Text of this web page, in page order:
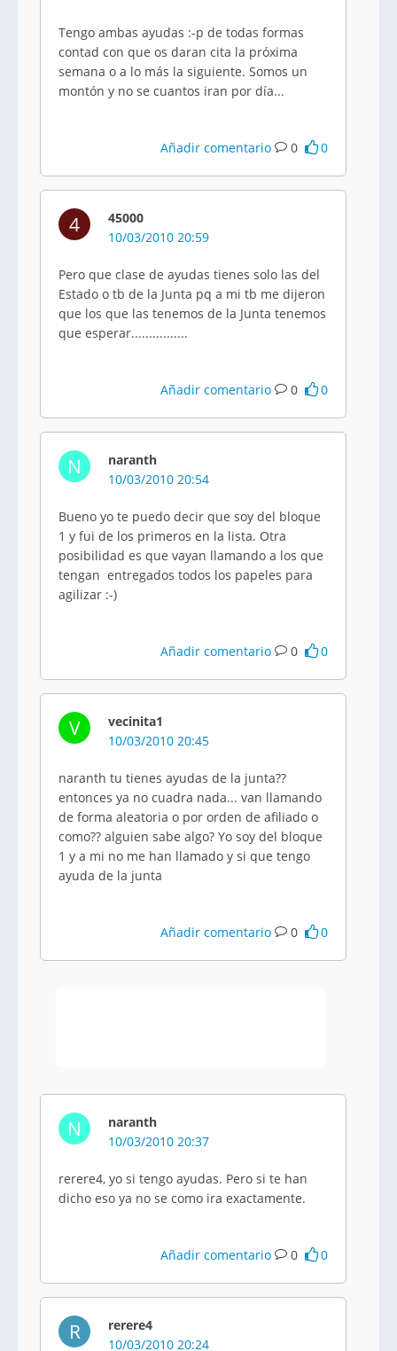
Tengo ambas ayudas :-p de todas formas
contad con que os daran cita la próxima
semana o a lo más la siguiente. Somos un
montón y no se cuantos iran por día...
Añadir comentario 0 0
4
45000
10/03/2010 20:59
Pero que clase de ayudas tienes solo las del
Estado o tb de la Junta pq a mi tb me dijeron
que los que las tenemos de la Junta tenemos
que esperar................
Añadir comentario 0 0
N
naranth
10/03/2010 20:54
Bueno yo te puedo decir que soy del bloque
1 y fui de los primeros en la lista. Otra
posibilidad es que vayan llamando a los que
tengan entregados todos los papeles para
agilizar :-)
Añadir comentario 0 0
V
vecinita1
10/03/2010 20:45
naranth tu tienes ayudas de la junta??
entonces ya no cuadra nada... van llamando
de forma aleatoria o por orden de afiliado o
como?? alguien sabe algo? Yo soy del bloque
1 y a mi no me han llamado y si que tengo
ayuda de la junta
Añadir comentario 0 0
N
naranth
10/03/2010 20:37
rerere4, yo si tengo ayudas. Pero si te han
dicho eso ya no se como ira exactamente.
Añadir comentario 0 0
R
rerere4
10/03/2010 20:24